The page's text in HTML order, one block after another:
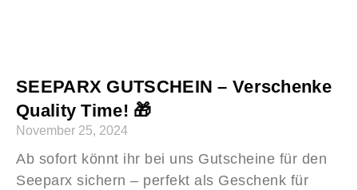
SEEPARX GUTSCHEIN – Verschenke
Quality Time! 🎁
November 25, 2024
Ab sofort könnt ihr bei uns Gutscheine für den
Seeparx sichern – perfekt als Geschenk für